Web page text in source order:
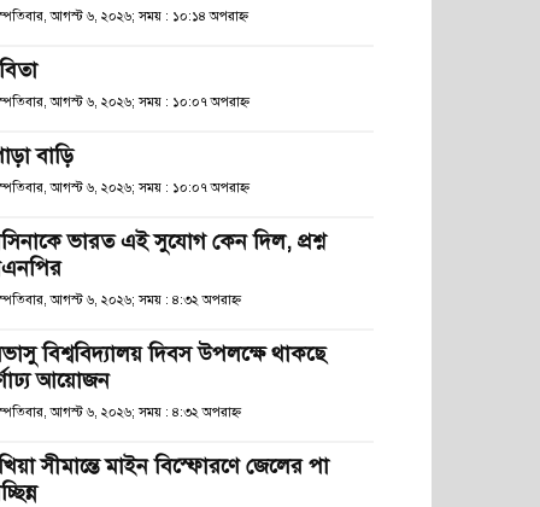
আগস্ট ৬, ২০২৬; সময় : ১০:১৪ অপরাহ্ণ
আগস্ট ৬, ২০২৬; সময় : ১০:০৭ অপরাহ্ণ
বাড়ি
আগস্ট ৬, ২০২৬; সময় : ১০:০৭ অপরাহ্ণ
ভারত এই সুযোগ কেন দিল, প্রশ্ন
আগস্ট ৬, ২০২৬; সময় : ৪:৩২ অপরাহ্ণ
বিশ্ববিদ্যালয় দিবস উপলক্ষে থাকছে
আয়োজন
আগস্ট ৬, ২০২৬; সময় : ৪:৩২ অপরাহ্ণ
সীমান্তে মাইন বিস্ফোরণে জেলের পা